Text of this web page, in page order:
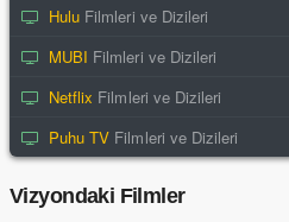
Hulu Filmleri ve Dizileri
MUBI Filmleri ve Dizileri
Netflix Filmleri ve Dizileri
Puhu TV Filmleri ve Dizileri
Vizyondaki Filmler